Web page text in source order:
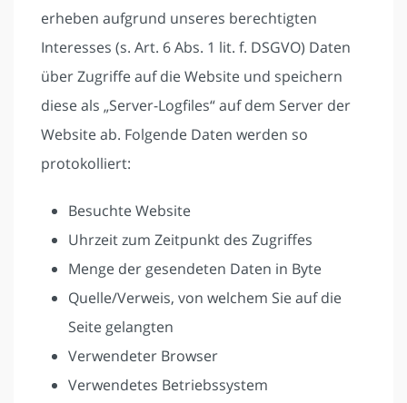
erheben aufgrund unseres berechtigten
Interesses (s. Art. 6 Abs. 1 lit. f. DSGVO) Daten
über Zugriffe auf die Website und speichern
diese als „Server-Logfiles“ auf dem Server der
Website ab. Folgende Daten werden so
protokolliert:
Besuchte Website
Uhrzeit zum Zeitpunkt des Zugriffes
Menge der gesendeten Daten in Byte
Quelle/Verweis, von welchem Sie auf die
Seite gelangten
Verwendeter Browser
Verwendetes Betriebssystem